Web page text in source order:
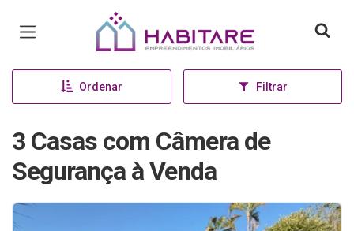
Página inicial
Ordenar Filtrar
3 Casas com Câmera de
Segurança à Venda